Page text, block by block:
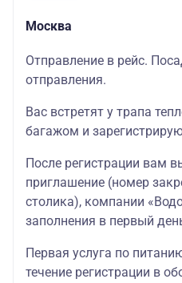
Москва
Отправление в рейс.
отправления.
Вас встретят у трапа
багажом и
После регистрации вам
приглашение (номер
столика), компании
заполнения в первый
Первая услуга по
течение регистрации в